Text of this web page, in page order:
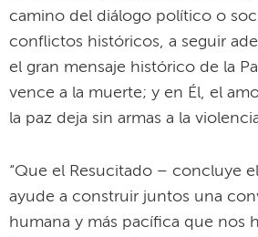
camino del diálogo político o
conflictos históricos, a seguir
el gran mensaje histórico de la
vence a la muerte; y en Él, el
la paz deja sin armas a la
“Que el Resucitado – concluye
ayude a construir juntos una
humana y más pacífica que nos